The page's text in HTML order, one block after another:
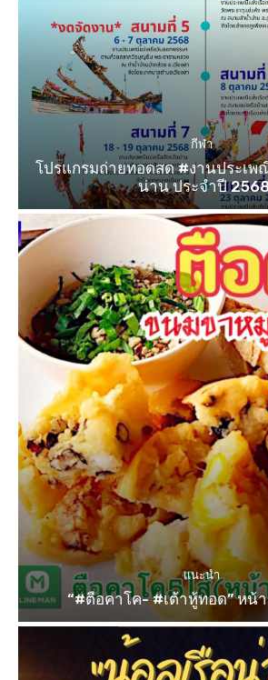
กีฬา
โปรแกรมถ่ายทอดสด #งานประเพ
น่าน ประจำปี
แนะนำ
“#ตือคาโค- #เต้าหู้ทอด” หน้